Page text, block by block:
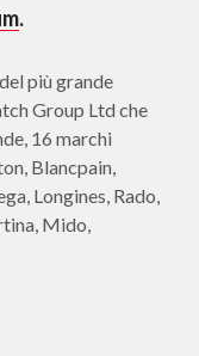
.
più grande
Group Ltd che
16 marchi
Blancpain,
Longines, Rado,
Mido,